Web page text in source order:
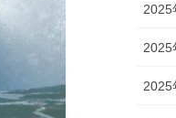
2025
2025
2025